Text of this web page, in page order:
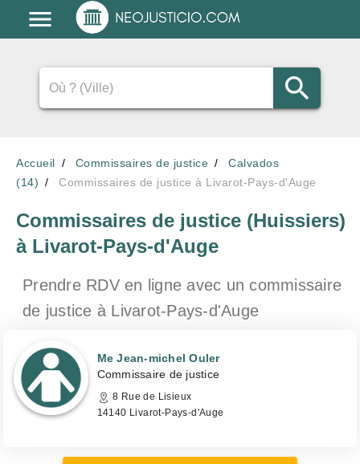
Accueil Commissaires de justice
Calvados
(14)
Commissaires de justice à Livarot-Pays-d'Auge
Commissaires de justice (Huissiers)
à Livarot-Pays-d'Auge
Prendre RDV en ligne avec un commissaire
de justice à Livarot-Pays-d'Auge
Me Jean-michel Ouler
Commissaire de justice
8 Rue de Lisieux
14140 Livarot-Pays-d'Auge